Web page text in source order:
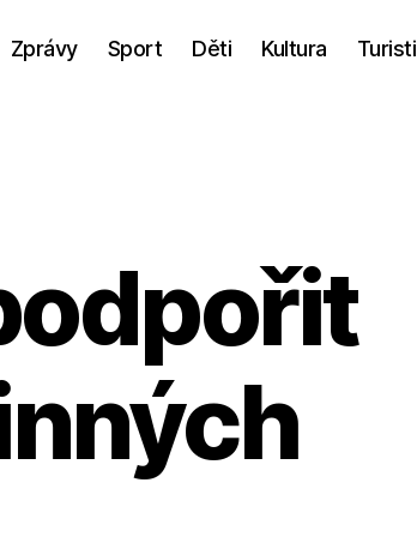
Zprávy Sport Děti Kultura Turisti